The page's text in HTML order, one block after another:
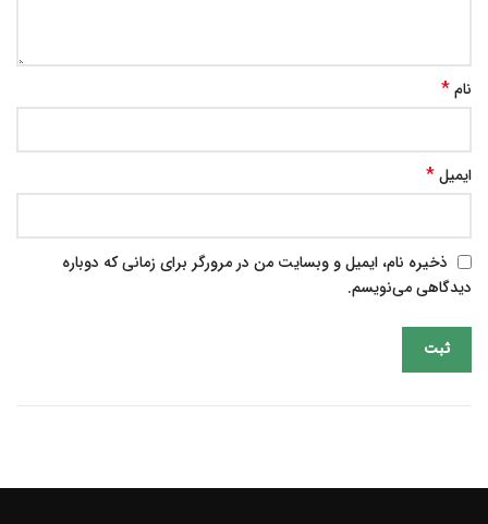
نام*
ایمیل*
ذخیره نام، ایمیل و وبسایت من در مرورگر برای زمانی که دوباره
دیدگاهی می‌نویسم.